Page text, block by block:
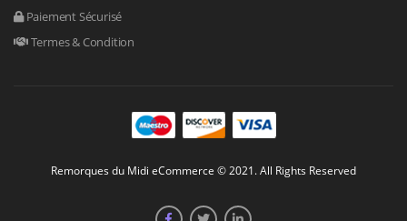
Paiement Sécurisé
Termes & Condition
Remorques du Midi eCommerce © 2021. All Rights Reserved